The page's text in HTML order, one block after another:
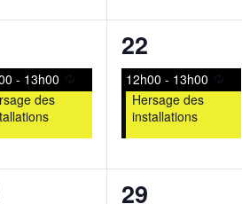
- 13h00
des
1
évènement,
22
12h00 - 13h00
Hersage des
installations
1
29